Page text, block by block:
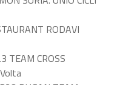
RODAVI
TEAM CROSS